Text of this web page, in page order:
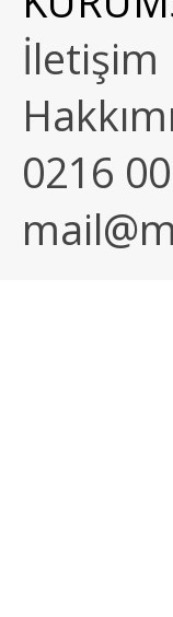
İletişim
0216